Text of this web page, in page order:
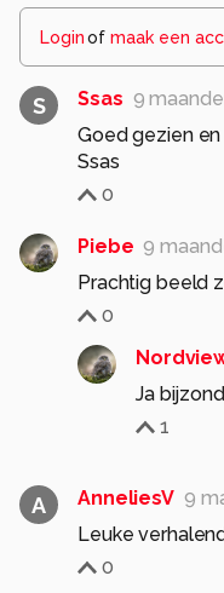
Loginof maak een
S Ssas 9
Goed gezien
Ssas
0
Piebe 9
Prachtig beeld
0
1
A AnneliesV 9
Leuke
0